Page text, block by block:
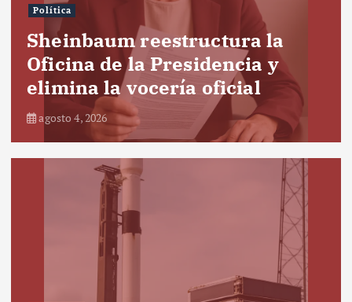
Política
Sheinbaum reestructura la
Oficina de la Presidencia y
elimina la vocería oficial
agosto 4, 2026